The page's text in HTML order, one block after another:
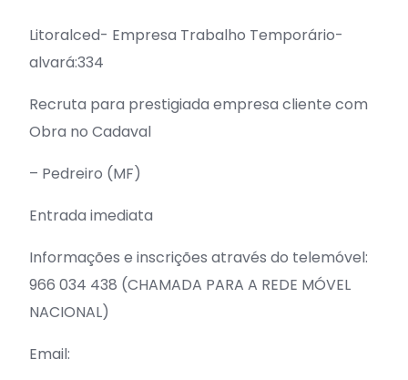
Litoralced- Empresa Trabalho Temporário-
alvará:334
Recruta para prestigiada empresa cliente com
Obra no Cadaval
– Pedreiro (MF)
Entrada imediata
Informações e inscrições através do telemóvel:
966 034 438 (CHAMADA PARA A REDE MÓVEL
NACIONAL)
Email: